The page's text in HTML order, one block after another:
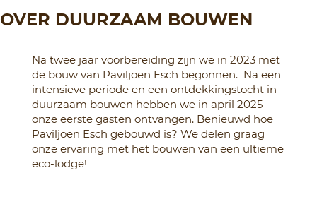
OVER DUURZAAM BOUWEN
Na twee jaar voorbereiding zijn we in 2023 met
de bouw van Paviljoen Esch begonnen. Na een
intensieve periode en een ontdekkingstocht in
duurzaam bouwen hebben we in april 2025
onze eerste gasten ontvangen. Benieuwd hoe
Paviljoen Esch gebouwd is? We delen graag
onze ervaring met het bouwen van een ultieme
eco-lodge!